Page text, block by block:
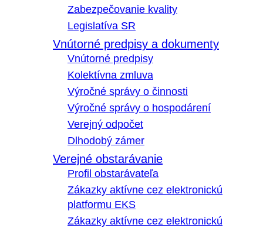
Zabezpečovanie kvality
Legislatíva SR
Vnútorné predpisy a dokumenty
Vnútorné predpisy
Kolektívna zmluva
Výročné správy o činnosti
Výročné správy o hospodárení
Verejný odpočet
Dlhodobý zámer
Verejné obstarávanie
Profil obstarávateľa
Zákazky aktívne cez elektronickú
platformu EKS
Zákazky aktívne cez elektronickú